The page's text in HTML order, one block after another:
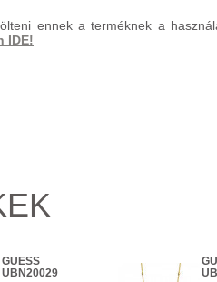
ennek a terméknek a
IDE!
GUESS
UBN20029